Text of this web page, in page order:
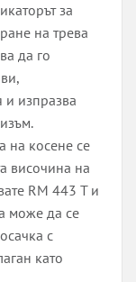
за
на трева
да го
и изпразва
на косене се
височина на
RM 443 T и
може да се
с
като